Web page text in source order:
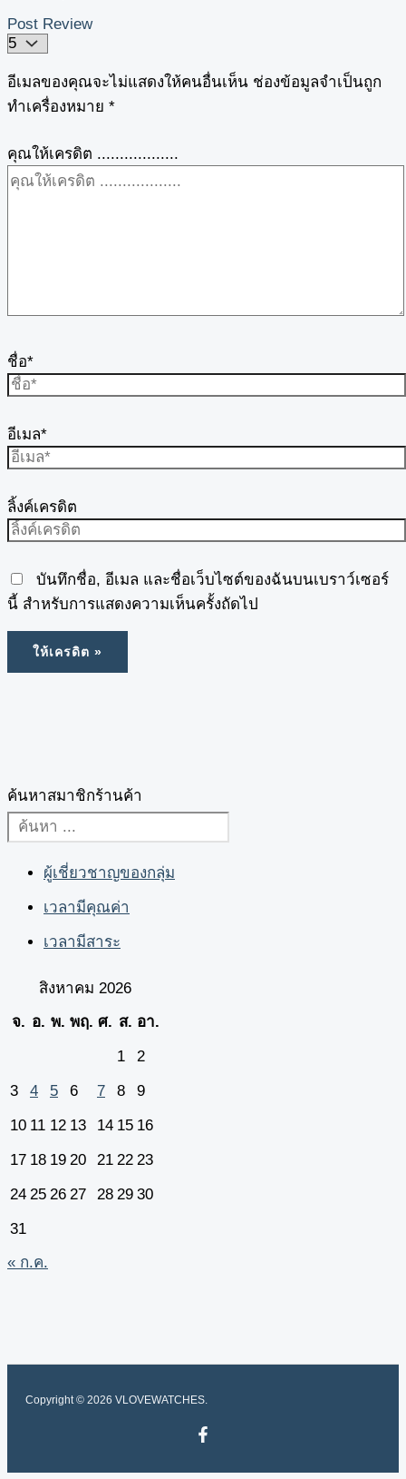
Post Review
อีเมลของคุณจะไม่แสดงให้คนอื่นเห็น ช่องข้อมูลจำเป็นถูก
ทำเครื่องหมาย *
คุณให้เครดิต ..................
ชื่อ*
อีเมล*
ลิ้งค์เครดิต
บันทึกชื่อ, อีเมล และชื่อเว็บไซต์ของฉันบนเบราว์เซอร์
นี้ สำหรับการแสดงความเห็นครั้งถัดไป
ค้นหาสมาชิกร้านค้า
ผู้เชี่ยวชาญของกลุ่ม
เวลามีคุณค่า
เวลามีสาระ
สิงหาคม 2026
จ. อ. พ. พฤ. ศ. ส. อา.
1
2
3
4 5 6 7 8
9
10 11 12 13 14 15 16
17 18 19 20 21 22 23
24 25 26 27 28 29 30
31
« ก.ค.
Copyright © 2026 VLOVEWATCHES.